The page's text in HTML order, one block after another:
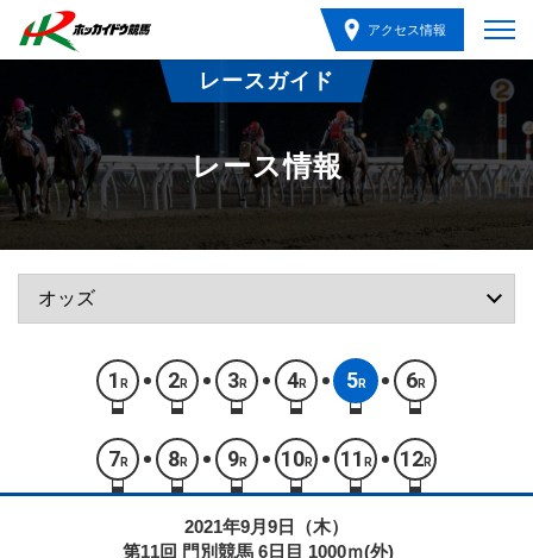
アクセス情報
レースガイド
レース情報
1 R 2R 3R 4R 5R 6R
7 R 8R 9R 10R 11 R 12R
2021年9月9日（木）
第11回 門別競馬 6日目 1000ｍ(外)